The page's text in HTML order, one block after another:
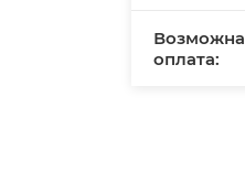
Возможна
оплата: